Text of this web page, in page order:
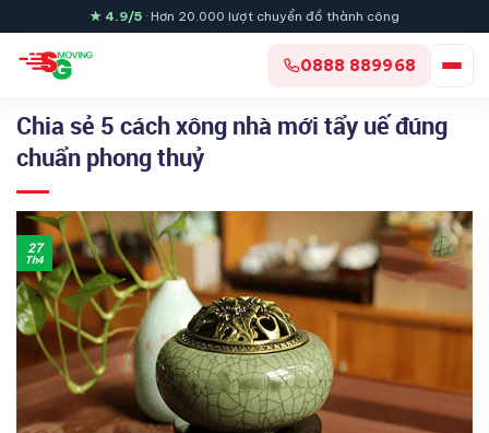
to
content
★ 4.9/5 · Hơn 20.000 lượt chuyển đồ thành công
0888 889968
Chia sẻ 5 cách xông nhà mới tẩy uế đúng
chuẩn phong thuỷ
27
Th4